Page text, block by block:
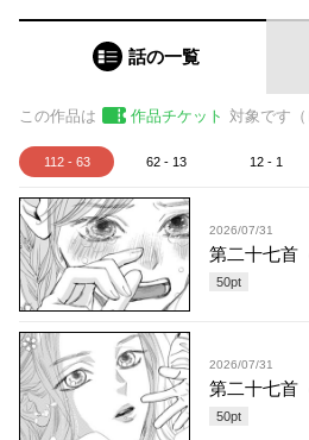
話の一覧
この作品は 作品チケット 対象です（
112 - 63 62 - 13 12 - 1
2026/07/31
第二十七首
50pt
2026/07/31
第二十七首
50pt